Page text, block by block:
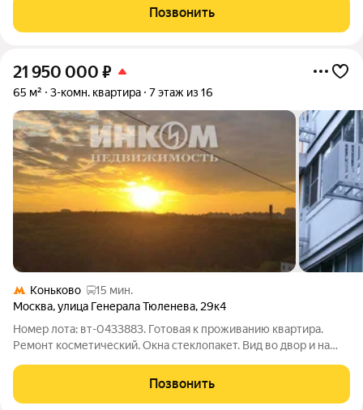
этаже 22-этажного панельного дома 2001 года постройки.
Просторная квартира с
Позвонить
21 950 000 ₽
65 м² 3-комн. квартира 7 этаж из 16
Коньково
15 мин.
Москва,улица Генерала Тюленева, 29к4
Номер лота: вт-0433883. Готовая к проживанию квартира.
Ремонт косметический. Окна стеклопакет. Вид во двор и на
Содействие в получении специальных условий и преференций
по ипотеке.
Позвонить